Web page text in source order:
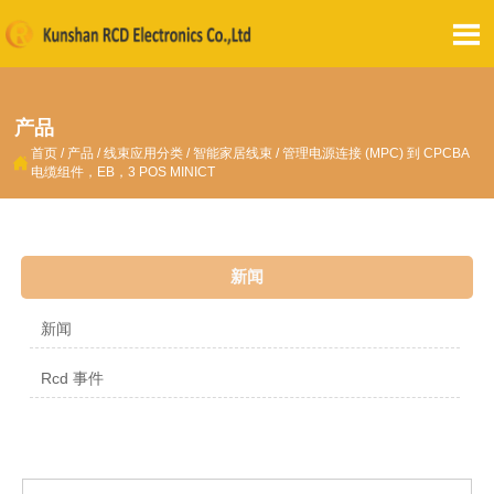

产品
 首页 / 产品 /线束应用分类 /智能家居线束 /管理电源连接 (MPC) 到 CPCBA
电缆组件，EB，3 POS MINICT
新闻
新闻
Rcd 事件